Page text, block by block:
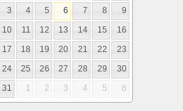
3
4 5 6 7 8
9
10
11 12 13 14 15
16
17
18 19 20 21 22
23
24
25 26 27 28 29
30
31
1 2 3 4 5 6